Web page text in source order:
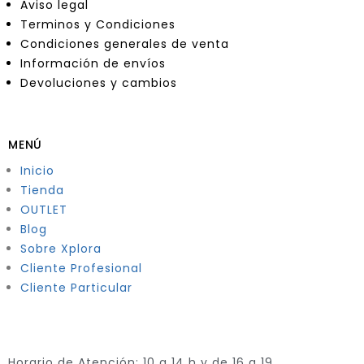
Aviso legal
Terminos y Condiciones
Condiciones generales de venta
Información de envíos
Devoluciones y cambios
MENÚ
Inicio
Tienda
OUTLET
Blog
Sobre Xplora
Cliente Profesional
Cliente Particular